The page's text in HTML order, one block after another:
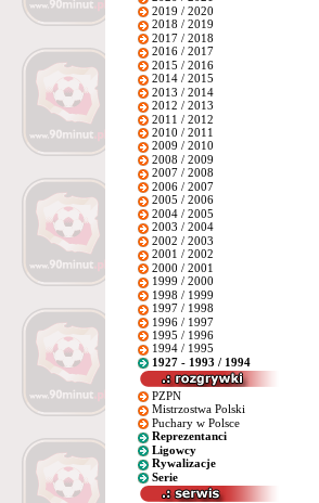
2019 / 2020
2018 / 2019
2017 / 2018
2016 / 2017
2015 / 2016
2014 / 2015
2013 / 2014
2012 / 2013
2011 / 2012
2010 / 2011
2009 / 2010
2008 / 2009
2007 / 2008
2006 / 2007
2005 / 2006
2004 / 2005
2003 / 2004
2002 / 2003
2001 / 2002
2000 / 2001
1999 / 2000
1998 / 1999
1997 / 1998
1996 / 1997
1995 / 1996
1994 / 1995
1927 - 1993 / 1994
PZPN
Mistrzostwa Polski
Puchary w Polsce
Reprezentanci
Ligowcy
Rywalizacje
Serie